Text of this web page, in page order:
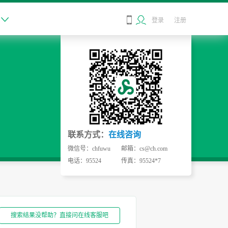
 登录 注册
联系方式： 在线咨询
微信号：chfuwu
邮箱：cs@ch.com
电话：95524
传真：95524*7
搜索结果没帮助？直接问在线客服吧